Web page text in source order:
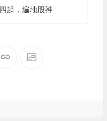
起，遍地股神